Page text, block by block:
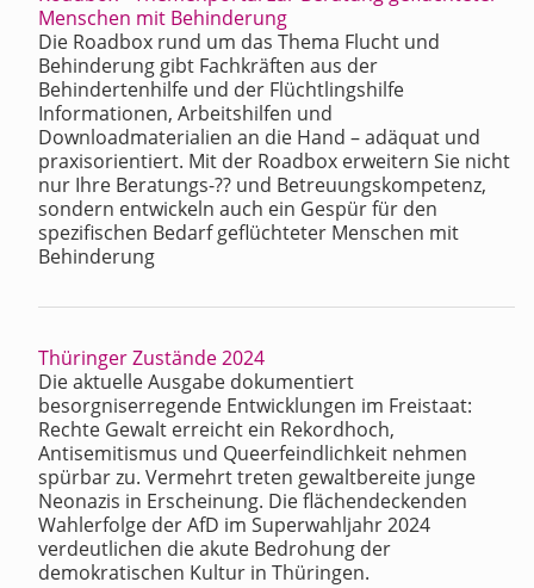
Menschen mit Behinderung
Die Roadbox rund um das Thema Flucht und
Behinderung gibt Fachkräften aus der
Behindertenhilfe und der Flüchtlingshilfe
Informationen, Arbeitshilfen und
Downloadmaterialien an die Hand – adäquat und
praxisorientiert. Mit der Roadbox erweitern Sie nicht
nur Ihre Beratungs-?? und Betreuungskompetenz,
sondern entwickeln auch ein Gespür für den
spezifischen Bedarf geflüchteter Menschen mit
Behinderung
Thüringer Zustände 2024
Die aktuelle Ausgabe dokumentiert
besorgniserregende Entwicklungen im Freistaat:
Rechte Gewalt erreicht ein Rekordhoch,
Antisemitismus und Queerfeindlichkeit nehmen
spürbar zu. Vermehrt treten gewaltbereite junge
Neonazis in Erscheinung. Die flächendeckenden
Wahlerfolge der AfD im Superwahljahr 2024
verdeutlichen die akute Bedrohung der
demokratischen Kultur in Thüringen.